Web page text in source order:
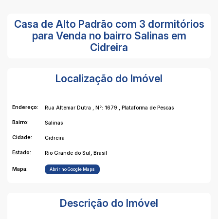
Casa de Alto Padrão com 3 dormitórios
para Venda no bairro Salinas em
Cidreira
Localização do Imóvel
Endereço: Rua Altemar Dutra , N°: 1679 , Plataforma de Pescas
Bairro: Salinas
Cidade: Cidreira
Estado: Rio Grande do Sul, Brasil
Mapa: Abrir no Google Maps
Descrição do Imóvel